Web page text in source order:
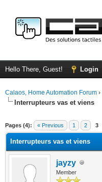
Hello There, Guest! Login
Calaos, Home Automation Forum ›
Interrupteurs vas et viens
Pages (4): « Previous 1 2 3
Interrupteurs vas et viens
jayzy
Member